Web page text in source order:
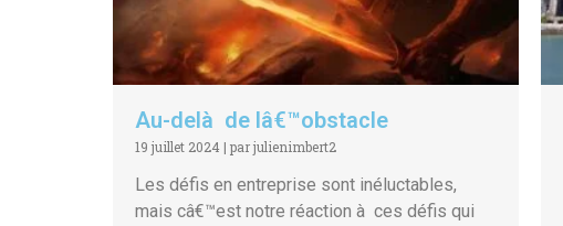
Au-delà de lâ€™obstacle
19 juillet 2024 | par julienimbert2
Les défis en entreprise sont inéluctables,
mais câ€™est notre réaction à ces défis qui